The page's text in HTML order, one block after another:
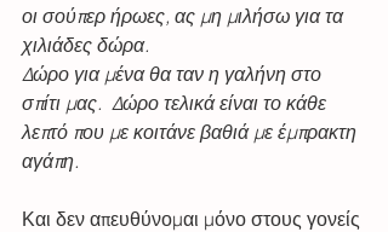
οι σούπερ ήρωες, ας μη μιλήσω για τα
χιλιάδες δώρα.
Δώρο για μένα θα ταν η γαλήνη στο
σπίτι μας.  Δώρο τελικά είναι το κάθε
λεπτό που με κοιτάνε βαθιά με έμπρακτη
αγάπη.
Και δεν απευθύνομαι μόνο στους γονείς